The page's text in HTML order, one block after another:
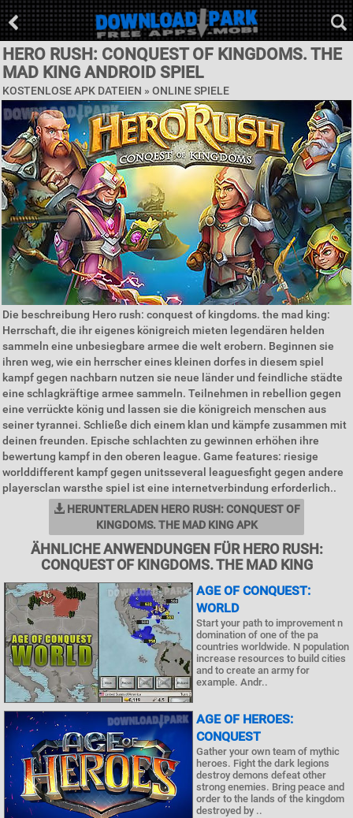
HERO RUSH: CONQUEST OF KINGDOMS. THE
MAD KING ANDROID SPIEL
KOSTENLOSE APK DATEIEN » ONLINE SPIELE
Die beschreibung Hero rush: conquest of kingdoms. the mad king:
Herrschaft, die ihr eigenes königreich mieten legendären helden
sammeln eine unbesiegbare armee die welt erobern. Beginnen sie
ihren weg, wie ein herrscher eines kleinen dorfes in diesem spiel
kampf gegen nachbarn nutzen sie neue länder und feindliche städte
eine schlagkräftige armee sammeln. Teilnehmen in rebellion gegen
eine verrückte könig und lassen sie die königreich menschen aus
seiner tyrannei. Schließe dich einem klan und kämpfe zusammen mit
deinen freunden. Epische schlachten zu gewinnen erhöhen ihre
bewertung kampf in den oberen league. Game features: riesige
worlddifferent kampf gegen unitsseveral leaguesfight gegen andere
playersclan warsthe spiel ist eine internetverbindung erforderlich..
HERUNTERLADEN HERO RUSH: CONQUEST OF
KINGDOMS. THE MAD KING APK
ÄHNLICHE ANWENDUNGEN FÜR HERO RUSH:
CONQUEST OF KINGDOMS. THE MAD KING
AGE OF CONQUEST:
WORLD
Start your path to improvement n
domination of one of the pa
countries worldwide. N population
increase resources to build cities
and to create an army for
example. Andr..
AGE OF HEROES:
CONQUEST
Gather your own team of mythic
heroes. Fight the dark legions
destroy demons defeat other
strong enemies. Bring peace and
order to the lands of the kingdom
destroyed by ..